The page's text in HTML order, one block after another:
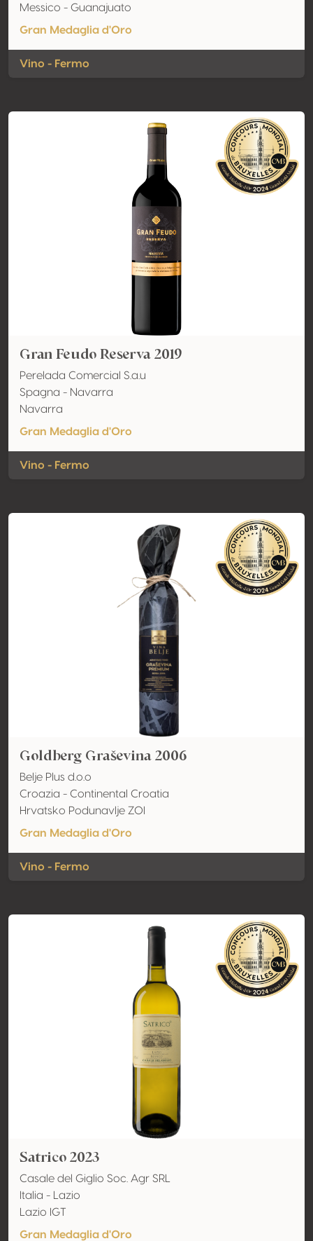
Messico - Guanajuato
Gran Medaglia d'Oro
Vino - Fermo
Gran Feudo Reserva 2019
Perelada Comercial S.a.u
Spagna - Navarra
Navarra
Gran Medaglia d'Oro
Vino - Fermo
Goldberg Graševina 2006
Belje Plus d.o.o
Croazia - Continental Croatia
Hrvatsko Podunavlje ZOI
Gran Medaglia d'Oro
Vino - Fermo
Satrico 2023
Casale del Giglio Soc. Agr SRL
Italia - Lazio
Lazio IGT
Gran Medaglia d'Oro